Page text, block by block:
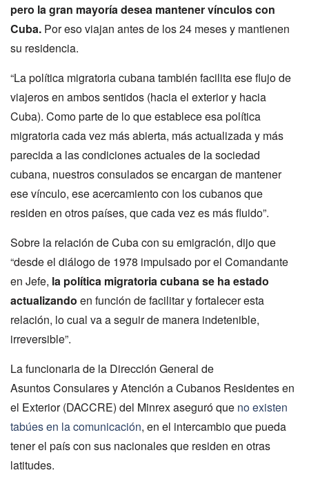
pero la gran mayoría desea mantener vínculos con
Cuba. Por eso viajan antes de los 24 meses y mantienen
su residencia.
“La política migratoria cubana también facilita ese flujo de
viajeros en ambos sentidos (hacia el exterior y hacia
Cuba). Como parte de lo que establece esa política
migratoria cada vez más abierta, más actualizada y más
parecida a las condiciones actuales de la sociedad
cubana, nuestros consulados se encargan de mantener
ese vínculo, ese acercamiento con los cubanos que
residen en otros países, que cada vez es más fluido”.
Sobre la relación de Cuba con su emigración, dijo que
“desde el diálogo de 1978 impulsado por el Comandante
en Jefe, la política migratoria cubana se ha estado
actualizando en función de facilitar y fortalecer esta
relación, lo cual va a seguir de manera indetenible,
irreversible”.
La funcionaria de la Dirección General de
Asuntos Consulares y Atención a Cubanos Residentes en
el Exterior (DACCRE) del Minrex aseguró que no existen
tabúes en la comunicación, en el intercambio que pueda
tener el país con sus nacionales que residen en otras
latitudes.